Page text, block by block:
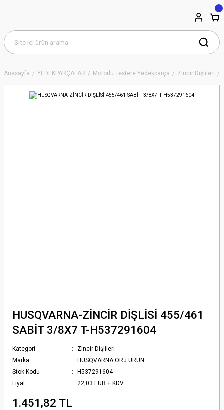
Anasayfa YEDEKPARÇALAR Motorlu Testere Yedekparça Zincir Dişlileri
HUSQVARNA-ZİNCİR DİŞLİSİ 455/461
SABİT 3/8X7 T-H537291604
Kategori
Zincir Dişlileri
Marka
HUSQVARNA ORJ ÜRÜN
Stok Kodu
H537291604
Fiyat
22,03 EUR + KDV
1.451,82 TL